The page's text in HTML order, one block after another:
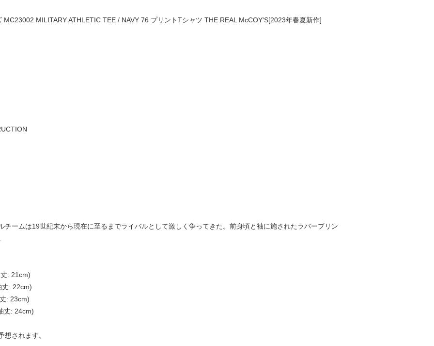
MILITARY ATHLETIC TEE / NAVY 76 プリントTシャツ THE REAL McCOY'S[2023年春夏新作]
チームは19世紀末から現在に至るまでライバルとして激しく争ってきた。前身頃と袖に施されたラバープリン
: 21cm)
: 22cm)
: 23cm)
丈: 24cm)
されます。